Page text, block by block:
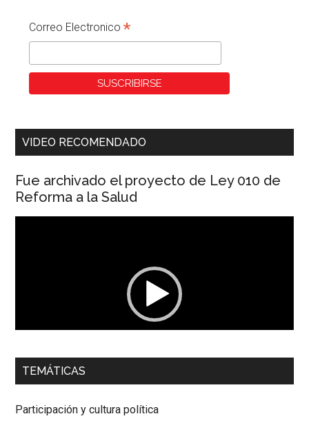
Correo Electronico*
VIDEO RECOMENDADO
Fue archivado el proyecto de Ley 010 de
Reforma a la Salud
00:00 01:04
Dra. Carolina Corcho Mejía,Presidenta Corporación
Colombiana
TEMÁTICAS
Participación y cultura política